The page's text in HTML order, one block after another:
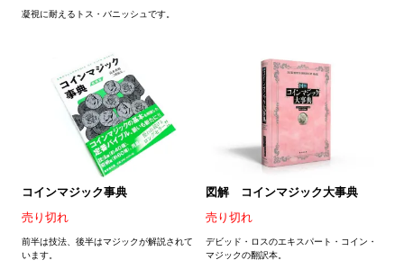
凝視に耐えるトス・バニッシュです。
コインマジック事典
売り切れ
前半は技法、後半はマジックが解説されて
います。
図解 コインマジック大事典
売り切れ
デビッド・ロスのエキスパート・コイン・
マジックの翻訳本。